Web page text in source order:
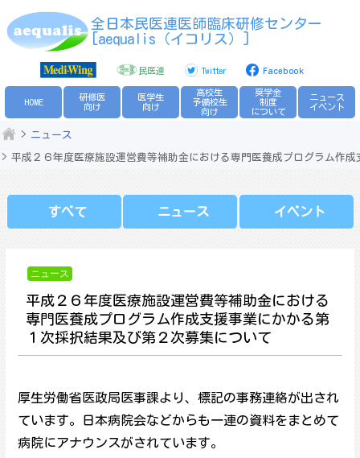
to
全日本民医連医師臨床研修センター
[aequalis（イコリス）]
民医連 Twitter Facebook
HOME
研修医
向け
医学生
向け
高校生
予備校生
向け
奨学金
制度
について
ニュース
イベント
ニュース
平成２６年度医療施設運営費等補助金における専門医養成プログラム作
すべて ニュース イベント
ニュース
平成２６年度医療施設運営費等補助金における
専門医養成プログラム作成支援事業にかかる第
１次採択結果及び第２次募集について
厚生労働省医政局医事課より、標記の事務連絡が出され
ています。日本病院会などからも一連の資料をまとめて
病院にアナウンスがされています。